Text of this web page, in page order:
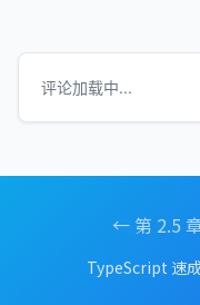
评论加载中...
← 第 2.5
TypeScript 速